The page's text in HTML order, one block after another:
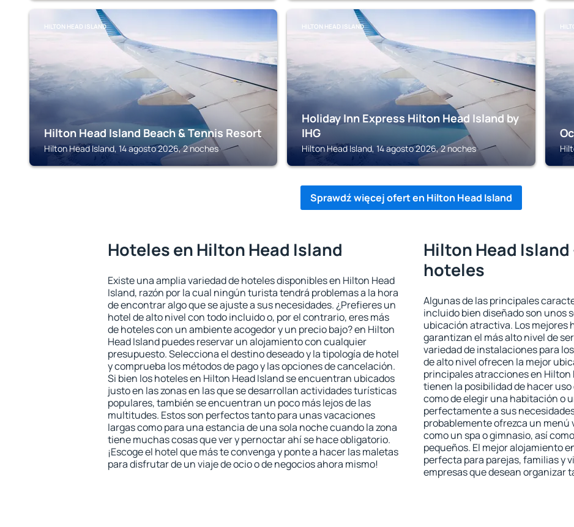
HILTON HEAD ISLAND
Hilton Head Island Beach & Tennis Resort
Hilton Head Island, 14 agosto 2026, 2 noches
HILTON HEAD ISLAND
Holiday Inn Express Hilton Head Island by
IHG
Hilton Head Island, 14 agosto 2026, 2 noches
Sprawdź więcej ofert en Hilton Head Island
Hoteles en Hilton Head Island
Existe una amplia variedad de hoteles disponibles en Hilton Head
Island, razón por la cual ningún turista tendrá problemas a la hora
de encontrar algo que se ajuste a sus necesidades. ¿Prefieres un
hotel de alto nivel con todo incluido o, por el contrario, eres más
de hoteles con un ambiente acogedor y un precio bajo? en Hilton
Head Island puedes reservar un alojamiento con cualquier
presupuesto. Selecciona el destino deseado y la tipología de hotel
y comprueba los métodos de pago y las opciones de cancelación.
Si bien los hoteles en Hilton Head Island se encuentran ubicados
justo en las zonas en las que se desarrollan actividades turísticas
populares, también se encuentran un poco más lejos de las
multitudes. Estos son perfectos tanto para unas vacaciones
largas como para una estancia de una sola noche cuando la zona
tiene muchas cosas que ver y pernoctar ahí se hace obligatorio.
¡Escoge el hotel que más te convenga y ponte a hacer las maletas
para disfrutar de un viaje de ocio o de negocios ahora mismo!
Hilton Head
hoteles
Algunas de las principales
incluido bien diseñado son unos
ubicación atractiva. Los mejores
garantizan el más alto nivel de
variedad de instalaciones para
de alto nivel ofrecen la mejor
principales atracciones en Hilton
tienen la posibilidad de hacer
como de elegir una habitación o
perfectamente a sus
probablemente ofrezca un menú
como un spa o gimnasio, así
pequeños. El mejor alojamiento
perfecta para parejas, familias y
empresas que desean organizar